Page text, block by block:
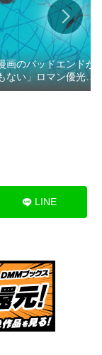
画のバッドエンドが
ない」ロマン優光の
LINE